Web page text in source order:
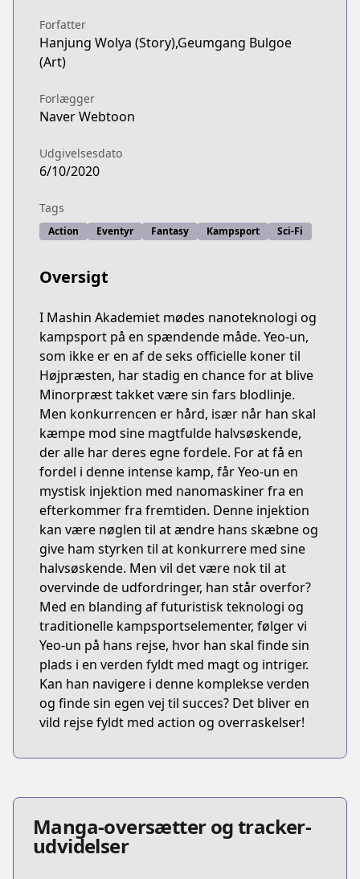
Forfatter
Hanjung Wolya (Story),Geumgang Bulgoe
(Art)
Forlægger
Naver Webtoon
Udgivelsesdato
6/10/2020
Tags
Action Eventyr Fantasy Kampsport Sci-Fi
Oversigt
I Mashin Akademiet mødes nanoteknologi og
kampsport på en spændende måde. Yeo-un,
som ikke er en af de seks officielle koner til
Højpræsten, har stadig en chance for at blive
Minorpræst takket være sin fars blodlinje.
Men konkurrencen er hård, især når han skal
kæmpe mod sine magtfulde halvsøskende,
der alle har deres egne fordele. For at få en
fordel i denne intense kamp, får Yeo-un en
mystisk injektion med nanomaskiner fra en
efterkommer fra fremtiden. Denne injektion
kan være nøglen til at ændre hans skæbne og
give ham styrken til at konkurrere med sine
halvsøskende. Men vil det være nok til at
overvinde de udfordringer, han står overfor?
Med en blanding af futuristisk teknologi og
traditionelle kampsportselementer, følger vi
Yeo-un på hans rejse, hvor han skal finde sin
plads i en verden fyldt med magt og intriger.
Kan han navigere i denne komplekse verden
og finde sin egen vej til succes? Det bliver en
vild rejse fyldt med action og overraskelser!
Manga-oversætter og tracker-
udvidelser